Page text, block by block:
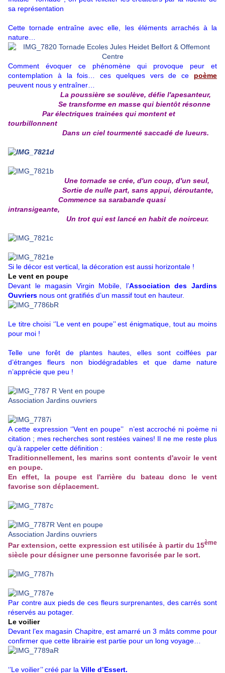
sa représentation
Cette tornade entraîne avec elle, les éléments arrachés à la
nature…
Comment évoquer ce phénomène qui provoque peur et
contemplation à la fois… ces quelques vers de ce poème
peuvent nous y entraîner…
La poussière se soulève, défie l'apesanteur,
Se transforme en masse qui bientôt résonne
Par électriques trainées qui montent et
tourbillonnent
Dans un ciel tourmenté saccadé de lueurs.
Une tornade se crée, d'un coup, d'un seul,
Sortie de nulle part, sans appui, déroutante,
Commence sa sarabande quasi
intransigeante,
Un trot qui est lancé en habit de noirceur.
Si le décor est vertical, la décoration est aussi horizontale !
Le vent en poupe
Devant le magasin Virgin Mobile, l’Association des Jardins
Ouvriers nous ont gratifiés d’un massif tout en hauteur.
Le titre choisi ‘’Le vent en poupe’’ est énigmatique, tout au moins
pour moi !
Telle une forêt de plantes hautes, elles sont coiffées par
d’étranges fleurs non biodégradables et que dame nature
n’apprécie que peu !
A cette expression ‘’Vent en poupe’’ n’est accroché ni poème ni
citation ; mes recherches sont restées vaines! Il ne me reste plus
qu’à rappeler cette définition :
Traditionnellement, les marins sont contents d'avoir le vent
en poupe.
En effet, la poupe est l'arrière du bateau donc le vent
favorise son déplacement.
Par extension, cette expression est utilisée à partir du 15ème
siècle pour désigner une personne favorisée par le sort.
Par contre aux pieds de ces fleurs surprenantes, des carrés sont
réservés au potager.
Le voilier
Devant l’ex magasin Chapitre, est amarré un 3 mâts comme pour
confirmer que cette librairie est partie pour un long voyage…
‘’Le voilier’’ créé par la Ville d’Essert.